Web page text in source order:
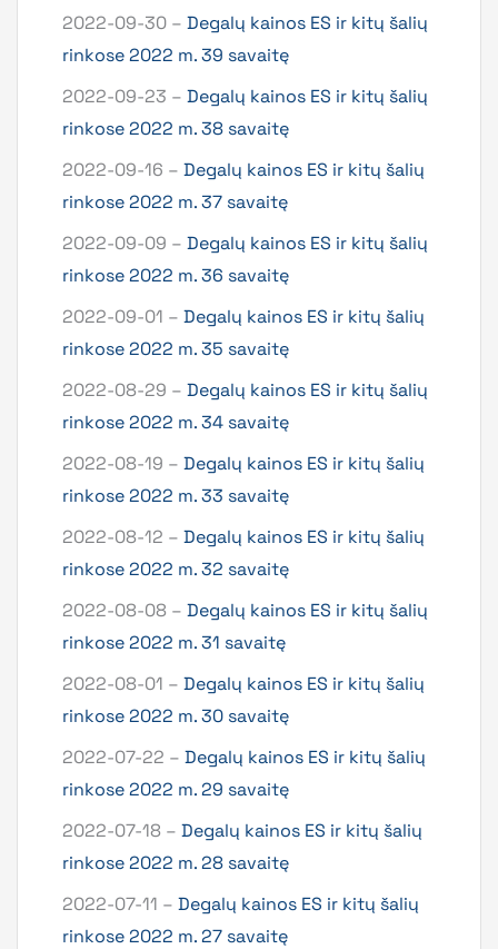
2022-09-30 – Degalų kainos ES ir kitų šalių
rinkose 2022 m. 39 savaitę
2022-09-23 – Degalų kainos ES ir kitų šalių
rinkose 2022 m. 38 savaitę
2022-09-16 – Degalų kainos ES ir kitų šalių
rinkose 2022 m. 37 savaitę
2022-09-09 – Degalų kainos ES ir kitų šalių
rinkose 2022 m. 36 savaitę
2022-09-01 – Degalų kainos ES ir kitų šalių
rinkose 2022 m. 35 savaitę
2022-08-29 – Degalų kainos ES ir kitų šalių
rinkose 2022 m. 34 savaitę
2022-08-19 – Degalų kainos ES ir kitų šalių
rinkose 2022 m. 33 savaitę
2022-08-12 – Degalų kainos ES ir kitų šalių
rinkose 2022 m. 32 savaitę
2022-08-08 – Degalų kainos ES ir kitų šalių
rinkose 2022 m. 31 savaitę
2022-08-01 – Degalų kainos ES ir kitų šalių
rinkose 2022 m. 30 savaitę
2022-07-22 – Degalų kainos ES ir kitų šalių
rinkose 2022 m. 29 savaitę
2022-07-18 – Degalų kainos ES ir kitų šalių
rinkose 2022 m. 28 savaitę
2022-07-11 – Degalų kainos ES ir kitų šalių
rinkose 2022 m. 27 savaitę